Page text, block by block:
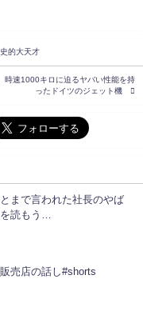
的大天才
時速1000キロに迫るヤバい性能を持
ったドイツのジェット機
まで言われた社長のやば
読もう…
売店の話し#shorts